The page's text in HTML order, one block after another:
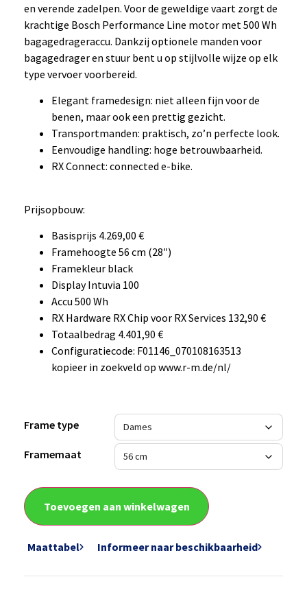
en verende zadelpen. Voor de geweldige vaart zorgt de
krachtige Bosch Performance Line motor met 500 Wh
bagagedrageraccu. Dankzij optionele manden voor
bagagedrager en stuur bent u op stijlvolle wijze op elk
type vervoer voorbereid.
Elegant framedesign: niet alleen fijn voor de
benen, maar ook een prettig gezicht.
Transportmanden: praktisch, zo’n perfecte look.
Eenvoudige handling: hoge betrouwbaarheid.
RX Connect: connected e-bike.
Prijsopbouw:
Basisprijs 4.269,00 €
Framehoogte 56 cm (28″)
Framekleur black
Display Intuvia 100
Accu 500 Wh
RX Hardware RX Chip voor RX Services 132,90 €
Totaalbedrag 4.401,90 €
Configuratiecode: F01146_070108163513
kopieer in zoekveld op www.r-m.de/nl/
Frame type
Framemaat
Toevoegen aan winkelwagen
Maattabel Informeer naar beschikbaarheid